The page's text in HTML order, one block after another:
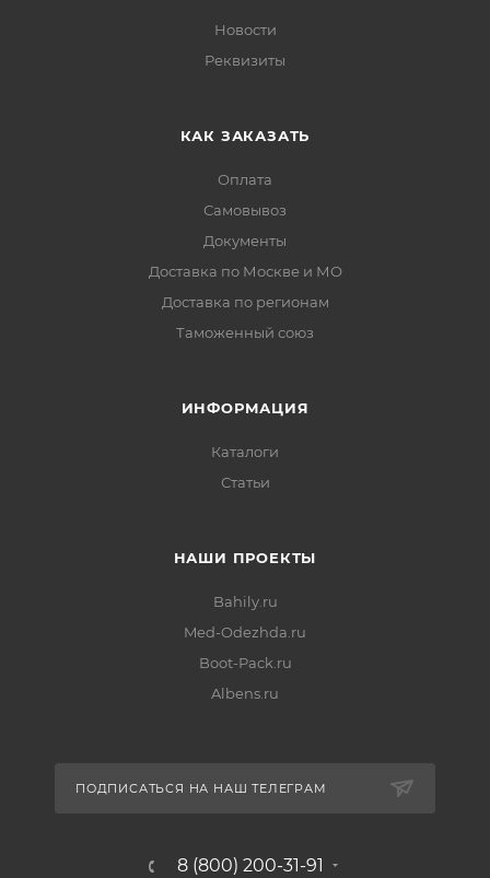
Новости
Реквизиты
КАК ЗАКАЗАТЬ
Оплата
Самовывоз
Документы
Доставка по Москве и МО
Доставка по регионам
Таможенный союз
ИНФОРМАЦИЯ
Каталоги
Статьи
НАШИ ПРОЕКТЫ
Bahily.ru
Med-Odezhda.ru
Boot-Pack.ru
Albens.ru
ПОДПИСАТЬСЯ НА НАШ ТЕЛЕГРАМ
8 (800) 200-31-91